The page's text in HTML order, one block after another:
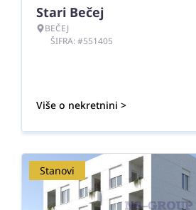
Stari Bečej
BEČEJ
ŠIFRA: #551405
Više o nekretnini >
Stanovi